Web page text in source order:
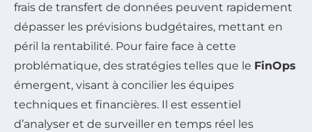
frais de transfert de données peuvent rapidement
dépasser les prévisions budgétaires, mettant en
péril la rentabilité. Pour faire face à cette
problématique, des stratégies telles que le FinOps
émergent, visant à concilier les équipes
techniques et financières. Il est essentiel
d’analyser et de surveiller en temps réel les